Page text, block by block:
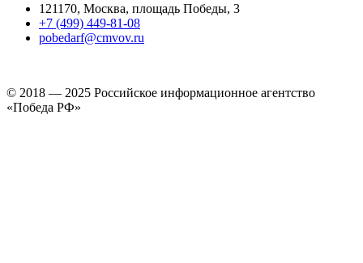
121170, Москва, площадь Победы, 3
+7 (499) 449-81-08
pobedarf@cmvov.ru
© 2018 — 2025 Российское информационное агентство
«Победа РФ»